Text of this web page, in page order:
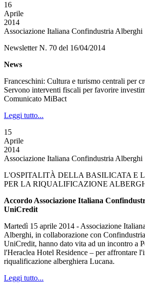
16
Aprile
2014
Associazione Italiana Confindustria Alberghi
Newsletter N. 70 del 16/04/2014
News
Franceschini: Cultura e turismo centrali per
Servono interventi fiscali per favorire
Comunicato MiBact
Leggi tutto...
15
Aprile
2014
Associazione Italiana Confindustria Alberghi
L'OSPITALITÀ DELLA BASILICATA E
PER LA RIQUALIFICAZIONE
Accordo Associazione Italiana
UniCredit
Martedì 15 aprile 2014 - Associazione
Alberghi, in collaborazione con
UniCredit, hanno dato vita ad un incontro a
l'Heraclea Hotel Residence – per affrontare
riqualificazione alberghiera Lucana.
Leggi tutto...